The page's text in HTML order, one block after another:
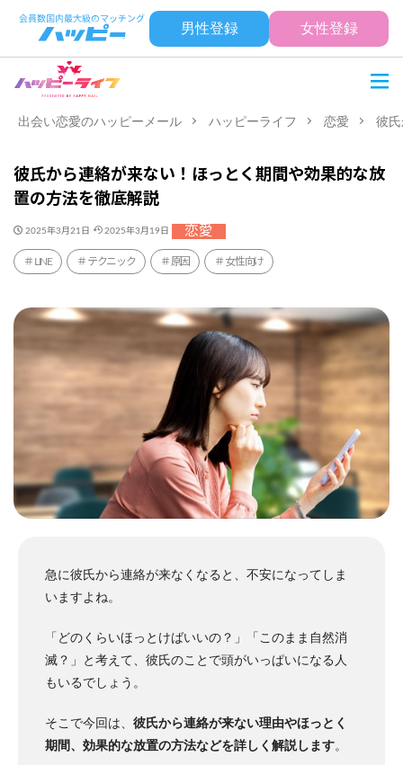
男性登録 女性登録
出会い恋愛のハッピーメール ハッピーライフ 恋愛 彼
彼氏から連絡が来ない！ほっとく期間や効果的な放
置の方法を徹底解説
2025年3月21日 2025年3月19日 恋愛
LINE テクニック 原因 女性向け
急に彼氏から連絡が来なくなると、不安になってしま
いますよね。
「どのくらいほっとけばいいの？」「このまま自然消
滅？」と考えて、彼氏のことで頭がいっぱいになる人
もいるでしょう。
そこで今回は、 彼氏から連絡が来ない理由やほっとく
期間、効果的な放置の方法などを詳しく解説します。